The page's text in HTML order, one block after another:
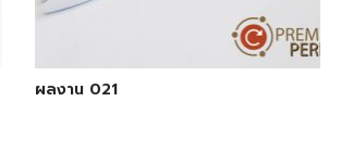
ผลงาน 021